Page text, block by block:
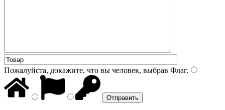
Пожалуйста, докажите, что вы человек, выбрав Флаг.